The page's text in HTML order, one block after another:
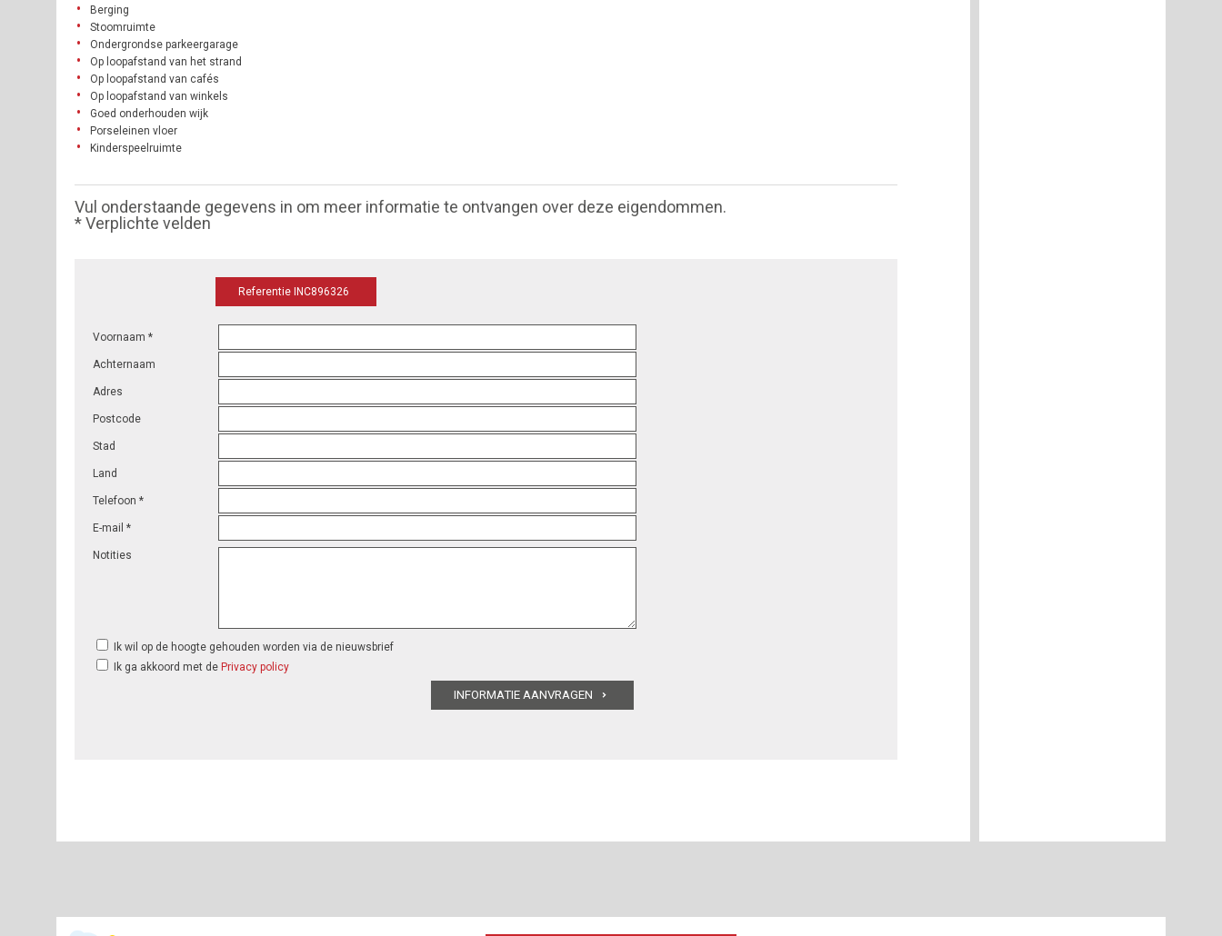
Berging
Stoomruimte
Ondergrondse parkeergarage
Op loopafstand van het strand
Op loopafstand van cafés
Op loopafstand van winkels
Goed onderhouden wijk
Porseleinen vloer
Kinderspeelruimte
Vul onderstaande gegevens in om meer informatie te ontvangen over deze eigendommen.
* Verplichte velden
Referentie INC896326
Voornaam *
Achternaam
Adres
Postcode
Stad
Land
Telefoon *
E-mail *
Notities
Ik wil op de hoogte gehouden worden via de nieuwsbrief
Ik ga akkoord met de Privacy policy